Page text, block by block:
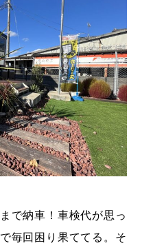
で納車！車検代が思っ
毎回困り果ててる。そ